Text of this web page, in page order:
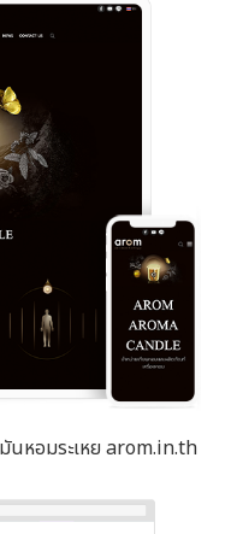
นหอมระเหย arom.in.th